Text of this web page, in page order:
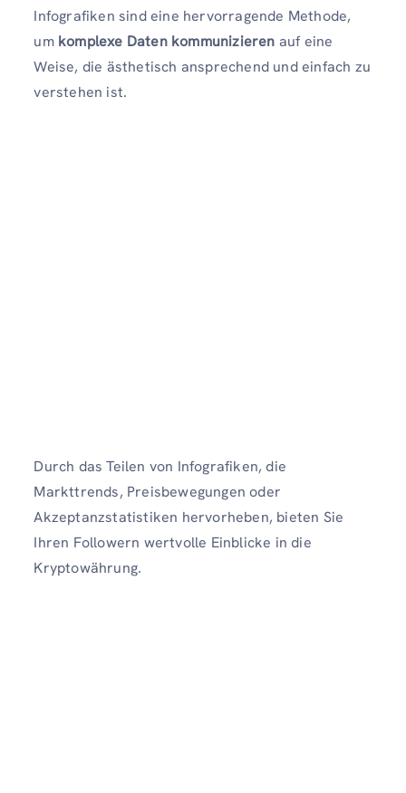
Infografiken sind eine hervorragende Methode,
um komplexe Daten kommunizieren auf eine
Weise, die ästhetisch ansprechend und einfach zu
verstehen ist.
Durch das Teilen von Infografiken, die
Markttrends, Preisbewegungen oder
Akzeptanzstatistiken hervorheben, bieten Sie
Ihren Followern wertvolle Einblicke in die
Kryptowährung.